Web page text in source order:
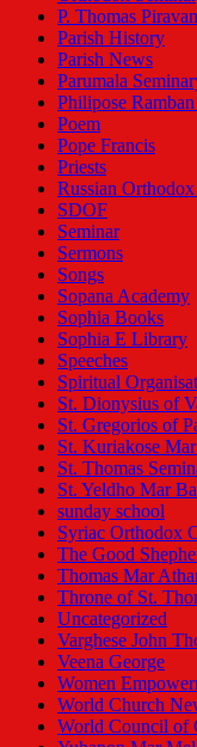
P. Thomas
Parish History
Parish News
Parumala
Philipose
Poem
Pope Francis
Priests
Russian
SDOF
Seminar
Sermons
Songs
Sopana Academy
Sophia Books
Sophia E Library
Speeches
Spiritual
St. Dionysius of
St. Gregorios of
St. Kuriakose
St. Thomas
St. Yeldho Mar
sunday school
Syriac Orthodox
The Good
Thomas Mar
Throne of St.
Uncategorized
Varghese John
Veena George
Women
World Church
World Council of